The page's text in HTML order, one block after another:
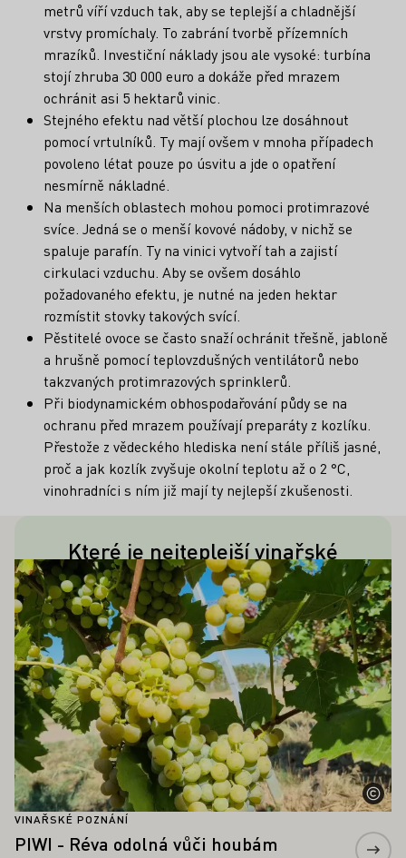
metrů víří vzduch tak, aby se teplejší a chladnější
vrstvy promíchaly. To zabrání tvorbě přízemních
mrazíků. Investiční náklady jsou ale vysoké: turbína
stojí zhruba 30 000 euro a dokáže před mrazem
ochránit asi 5 hektarů vinic.
Stejného efektu nad větší plochou lze dosáhnout
pomocí vrtulníků. Ty mají ovšem v mnoha případech
povoleno létat pouze po úsvitu a jde o opatření
nesmírně nákladné.
Na menších oblastech mohou pomoci protimrazové
svíce. Jedná se o menší kovové nádoby, v nichž se
spaluje parafín. Ty na vinici vytvoří tah a zajistí
cirkulaci vzduchu. Aby se ovšem dosáhlo
požadovaného efektu, je nutné na jeden hektar
rozmístit stovky takových svící.
Pěstitelé ovoce se často snaží ochránit třešně, jabloně
a hrušně pomocí teplovzdušných ventilátorů nebo
takzvaných protimrazových sprinklerů.
Při biodynamickém obhospodařování půdy se na
ochranu před mrazem používají preparáty z kozlíku.
Přestože z vědeckého hlediska není stále příliš jasné,
proč a jak kozlík zvyšuje okolní teplotu až o 2 °C,
vinohradníci s ním již mají ty nejlepší zkušenosti.
Které je nejteplejší vinařské
město v Německu?
Tento titul drží Freiburg im Breisgau s
ročním průměrem kolem 10,5 °C,
následovaný Oppenheimem v
Rheinhessen.
ZAJÍMAT TAKÉ
VINAŘSKÉ POZNÁNÍ
PIWI - Réva odolná vůči houbám
Zjistěte více